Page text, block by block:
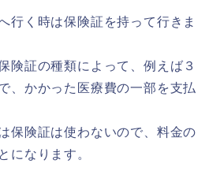
行く時は保険証を持って行きま
険証の種類によって、例えば３
、かかった医療費の一部を支払
保険証は使わないので、料金の
になります。